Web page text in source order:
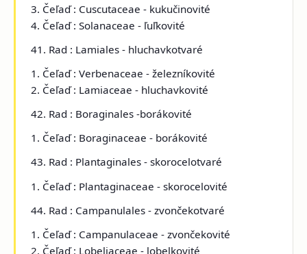
3. Čeľaď : Cuscutaceae - kukučinovité
4. Čeľaď : Solanaceae - ľuľkovité
41. Rad : Lamiales - hluchavkotvaré
1. Čeľaď : Verbenaceae - železníkovité
2. Čeľaď : Lamiaceae - hluchavkovité
42. Rad : Boraginales -borákovité
1. Čeľaď : Boraginaceae - borákovité
43. Rad : Plantaginales - skorocelotvaré
1. Čeľaď : Plantaginaceae - skorocelovité
44. Rad : Campanulales - zvončekotvaré
1. Čeľaď : Campanulaceae - zvončekovité
2. Čeľaď : Lobeliaceae - lobelkovité